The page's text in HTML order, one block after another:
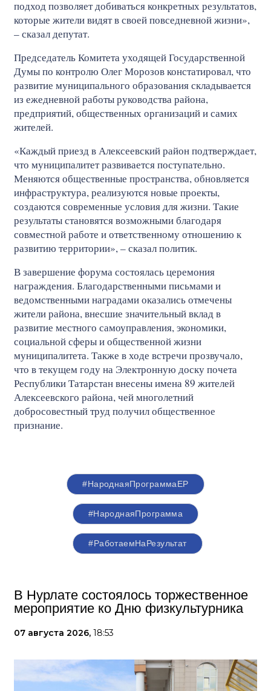
подход позволяет добиваться конкретных результатов,
которые жители видят в своей повседневной жизни»,
– сказал депутат.
Председатель Комитета уходящей Государственной
Думы по контролю Олег Морозов констатировал, что
развитие муниципального образования складывается
из ежедневной работы руководства района,
предприятий, общественных организаций и самих
жителей.
«Каждый приезд в Алексеевский район подтверждает,
что муниципалитет развивается поступательно.
Меняются общественные пространства, обновляется
инфраструктура, реализуются новые проекты,
создаются современные условия для жизни. Такие
результаты становятся возможными благодаря
совместной работе и ответственному отношению к
развитию территории», – сказал политик.
В завершение форума состоялась церемония
награждения. Благодарственными письмами и
ведомственными наградами оказались отмечены
жители района, внесшие значительный вклад в
развитие местного самоуправления, экономики,
социальной сферы и общественной жизни
муниципалитета. Также в ходе встречи прозвучало,
что в текущем году на Электронную доску почета
Республики Татарстан внесены имена 89 жителей
Алексеевского района, чей многолетний
добросовестный труд получил общественное
признание.
#НароднаяПрограммаЕР
#НароднаяПрограмма
#РаботаемНаРезультат
В Нурлате состоялось торжественное
мероприятие ко Дню физкультурника
07 августа 2026, 18:53